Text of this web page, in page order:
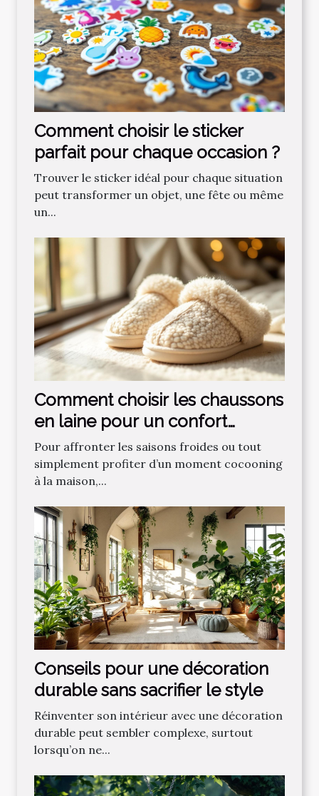
Comment choisir le sticker
parfait pour chaque occasion ?
Trouver le sticker idéal pour chaque situation
peut transformer un objet, une fête ou même
un...
Comment choisir les chaussons
en laine pour un confort
optimal ?
Pour affronter les saisons froides ou tout
simplement profiter d’un moment cocooning
à la maison,...
Conseils pour une décoration
durable sans sacrifier le style
Réinventer son intérieur avec une décoration
durable peut sembler complexe, surtout
lorsqu’on ne...